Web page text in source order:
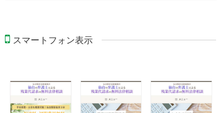
スマートフォン表示